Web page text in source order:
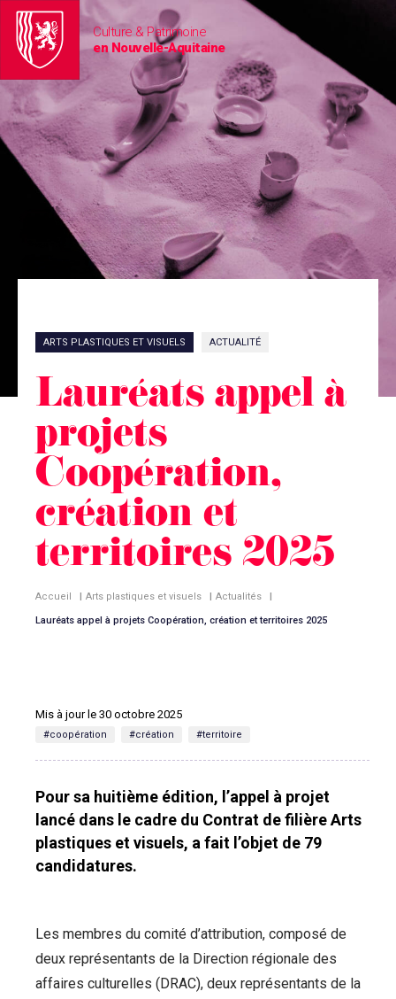
Culture & Patrimoine
en Nouvelle-Aquitaine
ARTS PLASTIQUES ET VISUELS ACTUALITÉ
Lauréats appel à
projets
Coopération,
création et
territoires 2025
Accueil | Arts plastiques et visuels | Actualités |
Lauréats appel à projets Coopération, création et territoires 2025
Mis à jour le 30 octobre 2025
#coopération #création #territoire
Pour sa huitième édition, l’appel à projet
lancé dans le cadre du Contrat de filière Arts
plastiques et visuels, a fait l’objet de 79
candidatures.
Les membres du comité d’attribution, composé de
deux représentants de la Direction régionale des
affaires culturelles (DRAC), deux représentants de la